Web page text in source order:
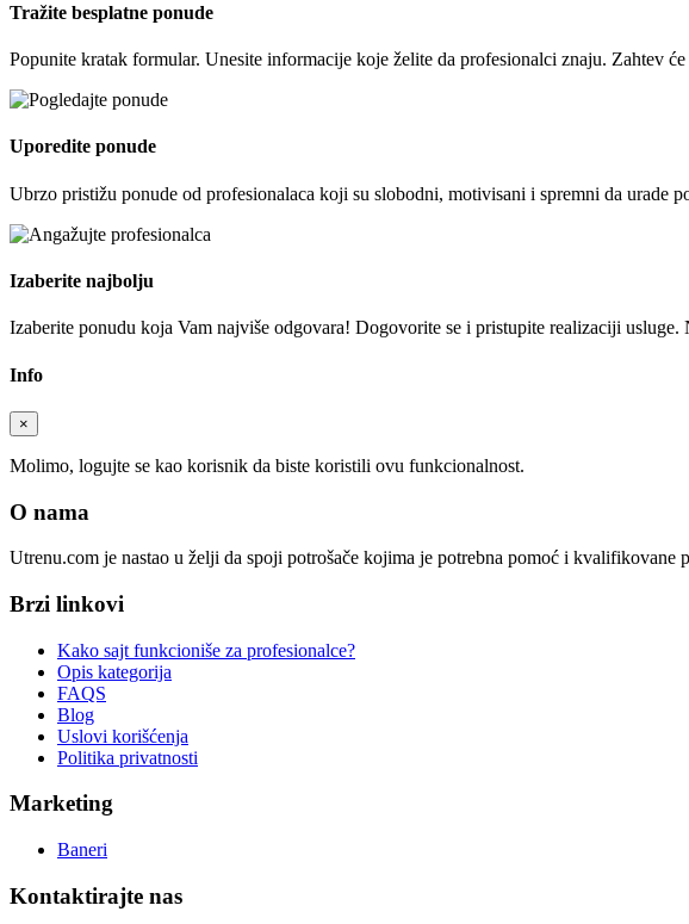
Tražite besplatne ponude
Popunite kratak formular. Unesite informacije koje želite da profesionalci znaju. Zahtev
Uporedite ponude
Ubrzo pristižu ponude od profesionalaca koji su slobodni, motivisani i spremni da urade
Izaberite najbolju
Izaberite ponudu koja Vam najviše odgovara! Dogovorite se i pristupite realizaciji
Info
×
Molimo, logujte se kao korisnik da biste koristili ovu funkcionalnost.
O nama
Utrenu.com je nastao u želji da spoji potrošače kojima je potrebna pomoć i
Brzi linkovi
Kako sajt funkcioniše za profesionalce?
Opis kategorija
FAQS
Blog
Uslovi korišćenja
Politika privatnosti
Marketing
Baneri
Kontaktirajte nas